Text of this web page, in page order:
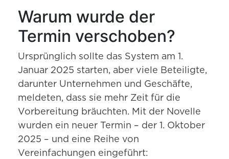
Warum wurde der
Termin verschoben?
Ursprünglich sollte das System am 1.
Januar 2025 starten, aber viele Beteiligte,
darunter Unternehmen und Geschäfte,
meldeten, dass sie mehr Zeit für die
Vorbereitung bräuchten. Mit der Novelle
wurden ein neuer Termin – der 1. Oktober
2025 – und eine Reihe von
Vereinfachungen eingeführt: